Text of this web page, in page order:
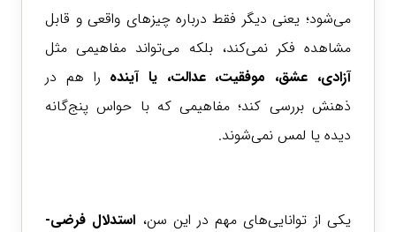
می‌شود؛ یعنی دیگر فقط درباره چیزهای واقعی و قابل
مشاهده فکر نمی‌کند، بلکه می‌تواند مفاهیمی مثل
آزادی، عشق، موفقیت، عدالت، یا آینده را هم در
ذهنش بررسی کند؛ مفاهیمی که با حواس پنج‌گانه
دیده یا لمس نمی‌شوند.
یکی از توانایی‌های مهم در این سن، استدلال فرضی-